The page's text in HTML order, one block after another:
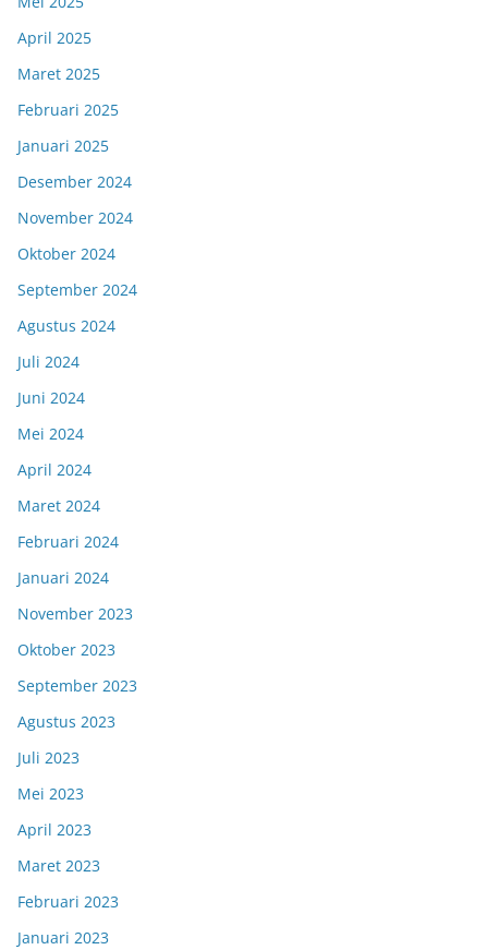
April 2025
Maret 2025
Februari 2025
Januari 2025
Desember 2024
November 2024
Oktober 2024
September 2024
Agustus 2024
Juli 2024
Juni 2024
Mei 2024
April 2024
Maret 2024
Februari 2024
Januari 2024
November 2023
Oktober 2023
September 2023
Agustus 2023
Juli 2023
Mei 2023
April 2023
Maret 2023
Februari 2023
Januari 2023